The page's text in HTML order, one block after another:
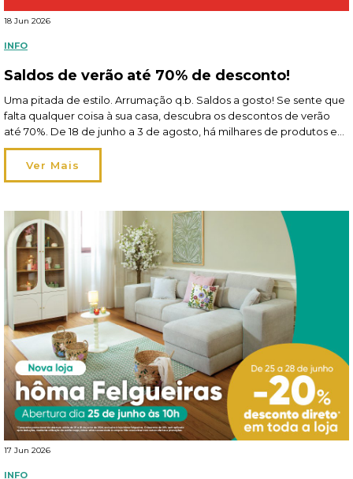
18 Jun 2026
INFO
Saldos de verão até 70% de desconto!
Uma pitada de estilo. Arrumação q.b. Saldos a gosto! Se sente que
falta qualquer coisa à sua casa, descubra os descontos de verão
até 70%. De 18 de junho a 3 de agosto, há milhares de produtos em
saldos à sua espera nas lojas e em homa.pt! Frescos, leves e
irresistíveis Tão frescos como lençóis […]
Ver Mais
17 Jun 2026
INFO